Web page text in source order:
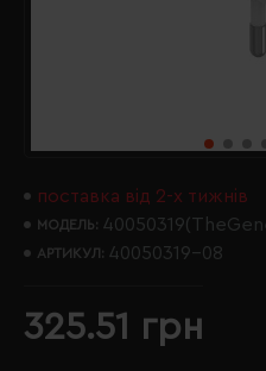
поставка від 2-х тижнів
МОДЕЛЬ:
АРТИКУЛ: 40050319-08
325.51 грн